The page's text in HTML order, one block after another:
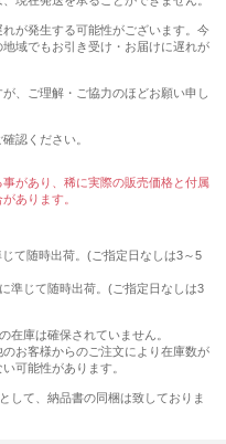
が発生する可能性がございます。今
域でもお引き受け・お届けに遅れが
、ご理解・ご協力のほどお願い申し
認ください。
があり、稀に実際の販売価格と付属
あります。
て随時出荷。(ご指定日なしは3～5
準じて随時出荷。(ご指定日なしは3
在庫は確保されていません。
お客様からのご注文により在庫数が
可能性があります。
して、納品書の同梱は致しておりま